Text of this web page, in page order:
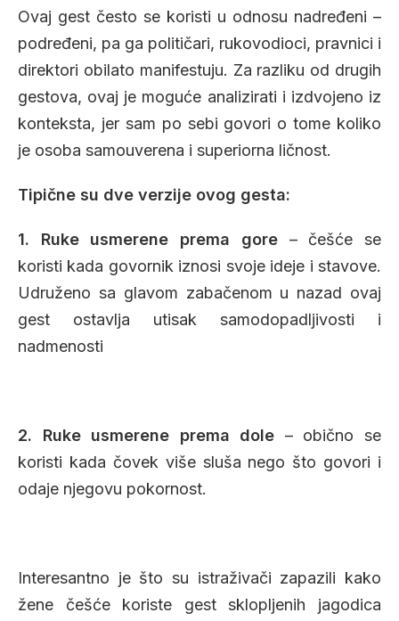
Ovaj gest često se koristi u odnosu nadređeni –
podređeni, pa ga političari, rukovodioci, pravnici i
direktori obilato manifestuju. Za razliku od drugih
gestova, ovaj je moguće analizirati i izdvojeno iz
konteksta, jer sam po sebi govori o tome koliko
je osoba samouverena i superiorna ličnost.
Tipične su dve verzije ovog gesta:
1. Ruke usmerene prema gore– češće se
koristi kada govornik iznosi svoje ideje i stavove.
Udruženo sa glavom zabačenom u nazad ovaj
gest ostavlja utisak samodopadljivosti i
nadmenosti
2. Ruke usmerene prema dole – obično se
koristi kada čovek više sluša nego što govori i
odaje njegovu pokornost.
Interesantno je što su istraživači zapazili kako
žene češće koriste gest sklopljenih jagodica